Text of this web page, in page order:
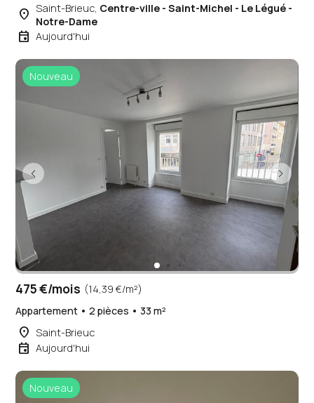
place Saint-Brieuc, Centre-ville - Saint-Michel - Le Légué -
Notre-Dame
event Aujourd'hui
Nouveau
475 €/mois (14,39 €/m²)
Appartement • 2 pièces • 33 m²
place Saint-Brieuc
event Aujourd'hui
Nouveau